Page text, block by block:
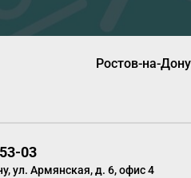
Ростов-на-Дону
03
ул. Армянская, д. 6, офис 4